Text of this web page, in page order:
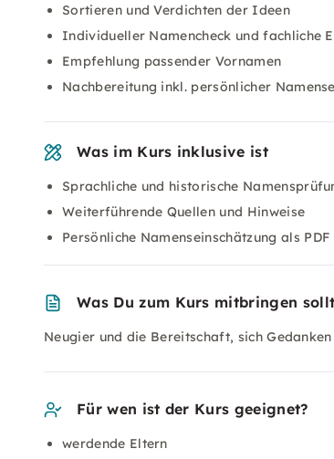
Sortieren und Verdichten der Ideen
Individueller Namencheck und fachliche
Empfehlung passender Vornamen
Nachbereitung inkl. persönlicher
Was im Kurs inklusive ist
Sprachliche und historische
Weiterführende Quellen und Hinweise
Persönliche Namenseinschätzung als PDF
Was Du zum Kurs mitbringen
Neugier und die Bereitschaft, sich
Für wen ist der Kurs geeignet?
werdende Eltern